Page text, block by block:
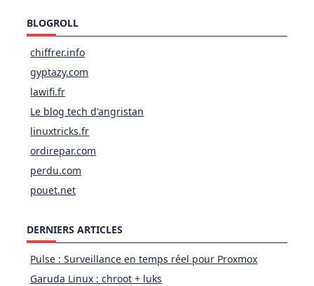
BLOGROLL
chiffrer.info
gyptazy.com
lawifi.fr
Le blog tech d'angristan
linuxtricks.fr
ordirepar.com
perdu.com
pouet.net
DERNIERS ARTICLES
Pulse : Surveillance en temps réel pour Proxmox
Garuda Linux : chroot + luks